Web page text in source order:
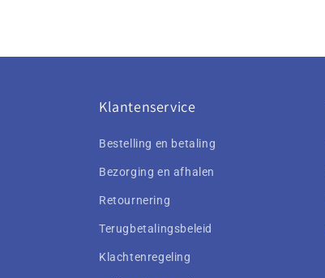
Klantenservice
Bestelling en betaling
Bezorging en afhalen
Retournering
Terugbetalingsbeleid
Klachtenregeling